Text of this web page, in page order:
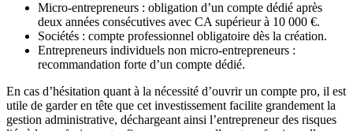
Micro-entrepreneurs : obligation d’un compte dédié après
deux années consécutives avec CA supérieur à 10 000 €.
Sociétés : compte professionnel obligatoire dès la création.
Entrepreneurs individuels non micro-entrepreneurs :
recommandation forte d’un compte dédié.
En cas d’hésitation quant à la nécessité d’ouvrir un compte pro, il est
utile de garder en tête que cet investissement facilite grandement la
gestion administrative, déchargeant ainsi l’entrepreneur des risques